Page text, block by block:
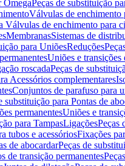
OmegaPeças de substituição
Válvulas de enchimento
Válvulas de enchimento para
MembranasSistemas de
para UniõesReduções
Uniões e transições
roscadaPeças de
Acessórios complementares
Conjuntos de parafuso para
substituição para Pontas de
permanentesUniões e
para TampasLigaçõesPeças
tubos e acessóriosFixações
de abocardarPeças de
de transição permanentes